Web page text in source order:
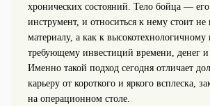
хронических состояний. Тело бойца —
инструмент, и относиться к нему стоит не
материалу, а как к высокотехнологичному
требующему инвестиций времени, денег
Именно такой подход сегодня отличает
карьеру от короткого и яркого всплеска,
на операционном столе.